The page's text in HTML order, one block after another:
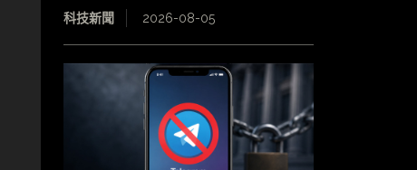
科技新聞 2026-08-05